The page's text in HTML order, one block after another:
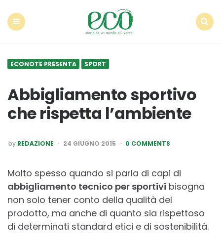
ECONOTE PRESENTA SPORT
Abbigliamento sportivo
che rispetta l’ambiente
POSTED
BY
by REDAZIONE 24 GIUGNO 2015 0 COMMENTS
Molto spesso quando si parla di capi di
abbigliamento tecnico per sportivi bisogna
non solo tener conto della qualità del
prodotto, ma anche di quanto sia rispettoso
di determinati standard etici e di sostenibilità.